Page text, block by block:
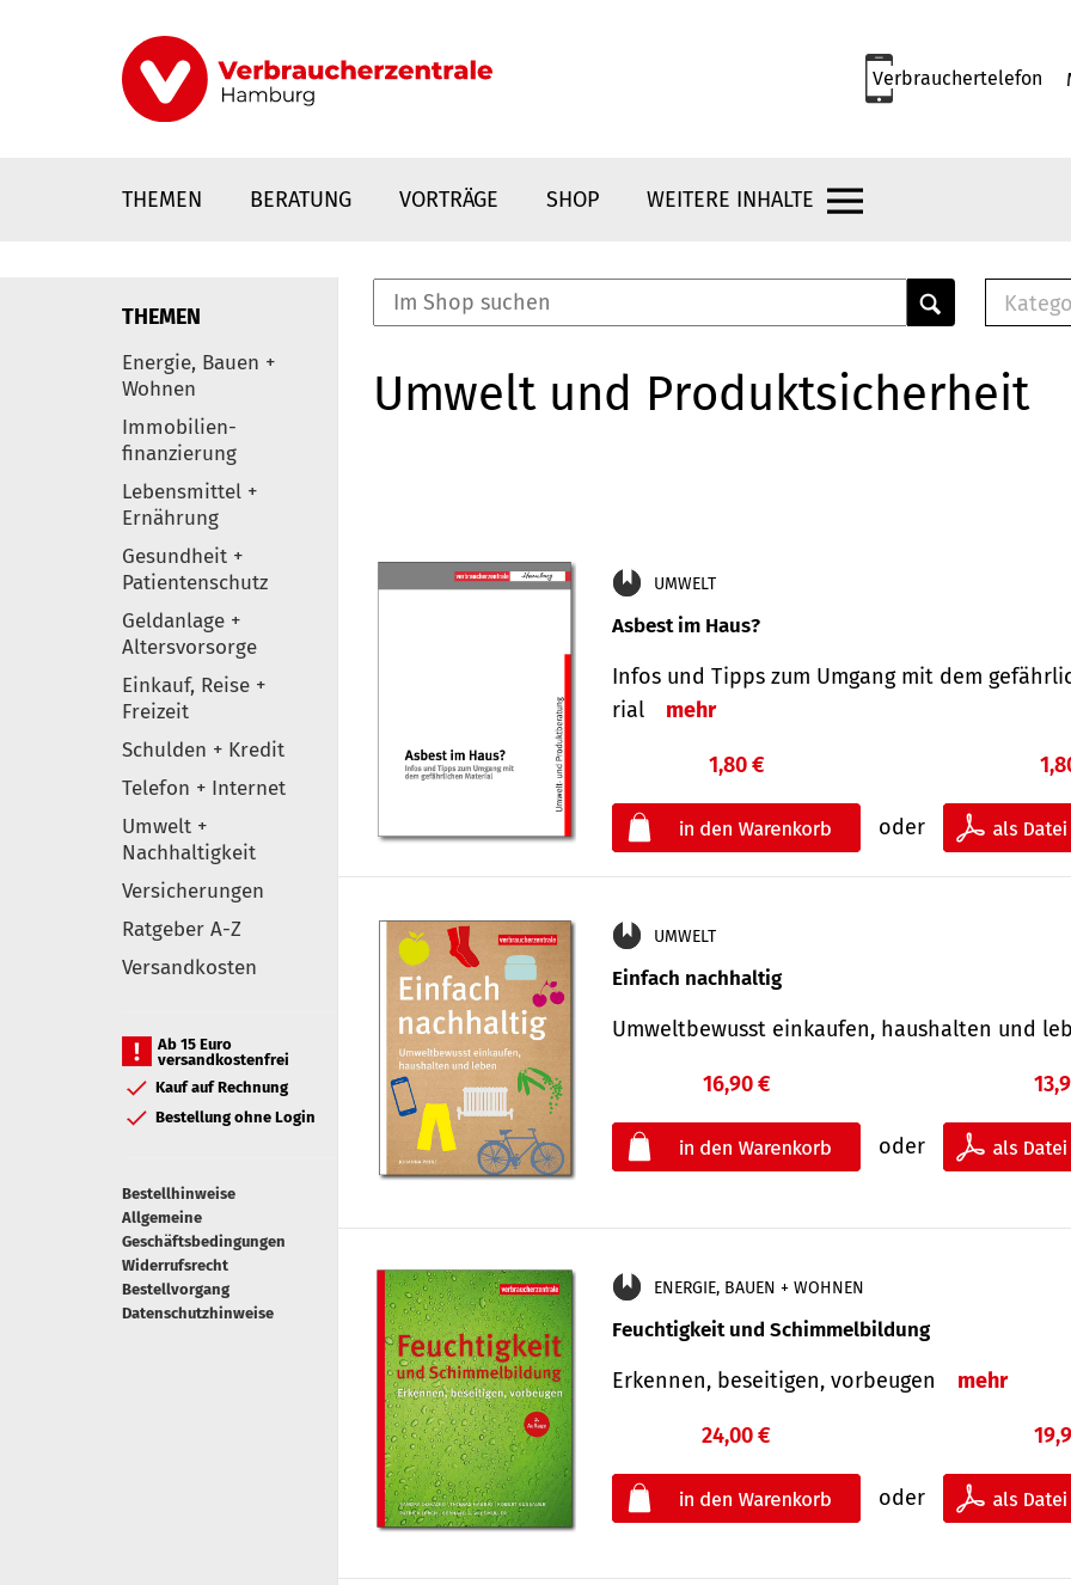
Verbrauchertelefon
THEMEN BERATUNG VORTRÄGE SHOP WEITERE INHALTE
Elemente
THEMEN
Energie, Bauen +
Wohnen
Immobilien-
finanzierung
Lebensmittel +
Ernährung
Gesundheit +
Patientenschutz
Geldanlage +
Altersvorsorge
Einkauf, Reise +
Freizeit
Schulden + Kredit
Telefon + Internet
Umwelt +
Nachhaltigkeit
Versicherungen
Ratgeber A-Z
Versandkosten
Ab 15 Euro
versandkostenfrei
Kauf auf Rechnung
Bestellung ohne Login
Bestellhinweise
Allgemeine
Geschäftsbedingungen
Widerrufsrecht
Bestellvorgang
Datenschutzhinweise
Umwelt und Produktsicherheit
UMWELT
Asbest im Haus?
Infos und Tipps zum Um­gang mit dem
rial
mehr
1,80 €
oder
UMWELT
Einfach nachhaltig
Umweltbewusst einkaufen, haushalten und
16,90 €
oder
ENERGIE, BAUEN + WOHNEN
Feuchtigkeit und Schimmelbildung
Erkennen, beseitigen, vorbeugen mehr
24,00 €
oder